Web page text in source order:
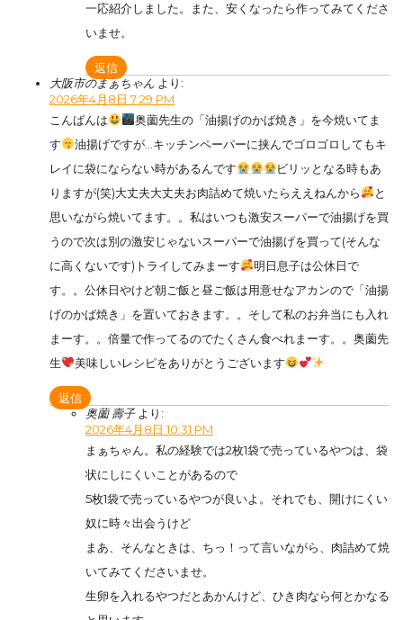
一応紹介しました。また、安くなったら作ってみてくださ
いませ。
返信
大阪市のまぁちゃん より:
2026年4月8日 7:29 PM
こんばんは
奥薗先生の「油揚げのかば焼き」を今焼いてま
す
油揚げですが…キッチンペーパーに挟んでゴロゴロしてもキ
レイに袋にならない時があるんです
ビリッとなる時もあ
りますが(笑)大丈夫大丈夫お肉詰めて焼いたらええねんから
と
思いながら焼いてます。。私はいつも激安スーパーで油揚げを買
うので次は別の激安じゃないスーパーで油揚げを買って(そんな
に高くないです)トライしてみまーす
明日息子は公休日で
す。。公休日やけど朝ご飯と昼ご飯は用意せなアカンので「油揚
げのかば焼き」を置いておきます。。そして私のお弁当にも入れ
まーす。。倍量で作ってるのでたくさん食べれまーす。。奥薗先
生
美味しいレシピをありがとうございます
返信
奥薗 壽子 より:
2026年4月8日 10:31 PM
まぁちゃん。私の経験では2枚1袋で売っているやつは、袋
状にしにくいことがあるので
5枚1袋で売っているやつが良いよ。それでも、開けにくい
奴に時々出会うけど
まあ、そんなときは、ちっ！って言いながら、肉詰めて焼
いてみてくださいませ。
生卵を入れるやつだとあかんけど、ひき肉なら何とかなる